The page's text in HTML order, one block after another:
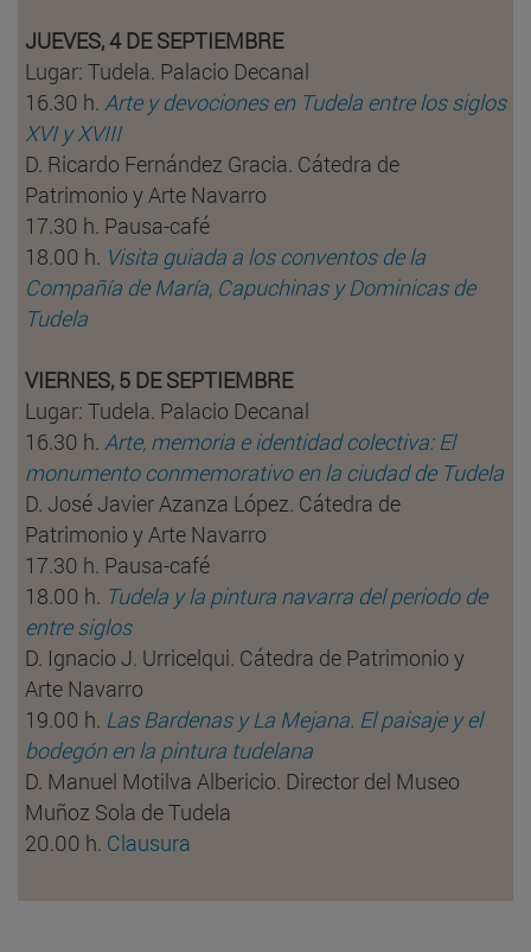
JUEVES, 4 DE SEPTIEMBRE
Lugar: Tudela. Palacio Decanal
16.30 h. Arte y devociones en Tudela entre los siglos
XVI y XVIII
D. Ricardo Fernández Gracia. Cátedra de
Patrimonio y Arte Navarro
17.30 h. Pausa-café
18.00 h. Visita guiada a los conventos de la
Compañía de María, Capuchinas y Dominicas de
Tudela
VIERNES, 5 DE SEPTIEMBRE
Lugar: Tudela. Palacio Decanal
16.30 h. Arte, memoria e identidad colectiva: El
monumento conmemorativo en la ciudad de Tudela
D. José Javier Azanza López. Cátedra de
Patrimonio y Arte Navarro
17.30 h. Pausa-café
18.00 h. Tudela y la pintura navarra del periodo de
entre siglos
D. Ignacio J. Urricelqui. Cátedra de Patrimonio y
Arte Navarro
19.00 h. Las Bardenas y La Mejana. El paisaje y el
bodegón en la pintura tudelana
D. Manuel Motilva Albericio. Director del Museo
Muñoz Sola de Tudela
20.00 h. Clausura